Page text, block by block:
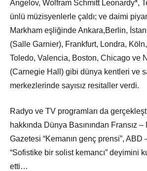
Angelov, Wolfram Schmitt Leonardy*,
ünlü müzisyenlerle çaldı; ve daimi
Markham eşliğinde Ankara,Berlin,
(Salle Garnier), Frankfurt, Londra,
Toledo, Valencia, Boston, Chicago ve
(Carnegie Hall) gibi dünya kentleri ve
merkezlerinde sayısız resitaller verdi.
Radyo ve TV programları da
hakkında Dünya Basınından Fransız
Gazetesi “Kemanın genç prensi”, ABD
“Sofistike bir solist kemancı” deyimini
etti…